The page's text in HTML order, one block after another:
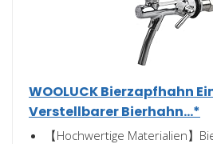
WOOLUCK Bierzapfhahn
Verstellbarer Bierhahn...*
【Hochwertige Materialien】